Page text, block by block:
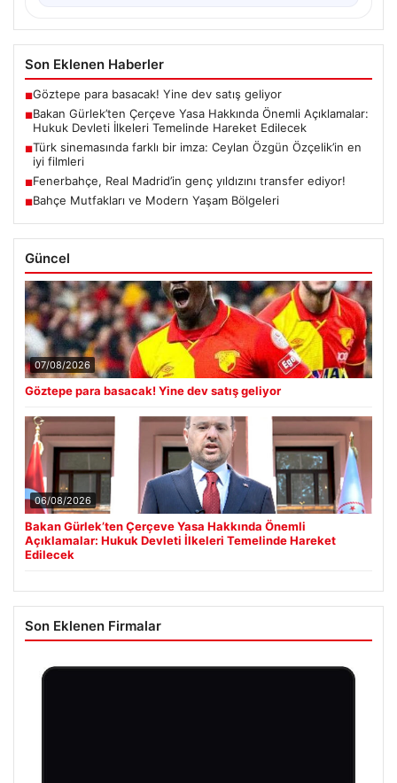
Son Eklenen Haberler
■Göztepe para basacak! Yine dev satış geliyor
■Bakan Gürlek’ten Çerçeve Yasa Hakkında Önemli Açıklamalar:
Hukuk Devleti İlkeleri Temelinde Hareket Edilecek
■Türk sinemasında farklı bir imza: Ceylan Özgün Özçelik’in en
iyi filmleri
■Fenerbahçe, Real Madrid’in genç yıldızını transfer ediyor!
■Bahçe Mutfakları ve Modern Yaşam Bölgeleri
Güncel
07/08/2026
Göztepe para basacak! Yine dev satış geliyor
06/08/2026
Bakan Gürlek’ten Çerçeve Yasa Hakkında Önemli
Açıklamalar: Hukuk Devleti İlkeleri Temelinde Hareket
Edilecek
Son Eklenen Firmalar